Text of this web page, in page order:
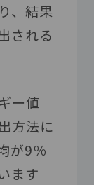
、結果
される
ー値
方法に
が9％
ます